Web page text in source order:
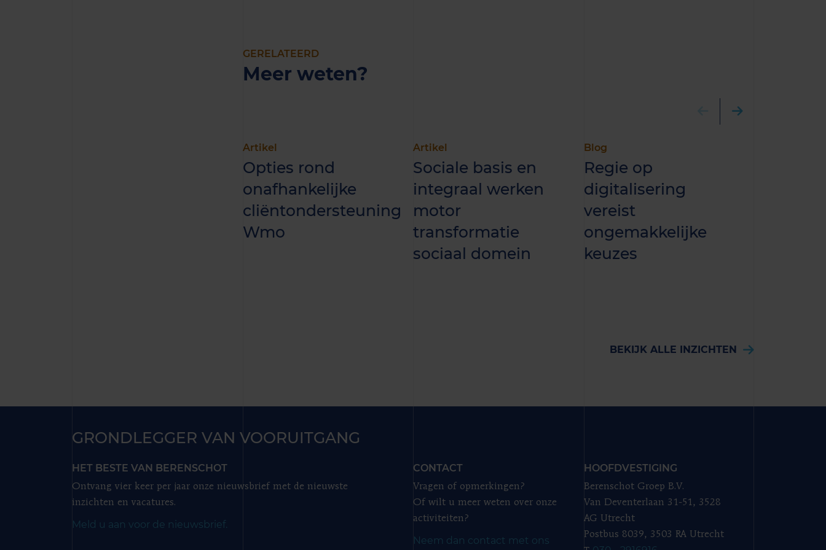
GERELATEERD
Meer weten?
Artikel
Opties rond
onafhankelijke
cliëntondersteuning
Wmo
Artikel
Sociale basis en
integraal werken
motor
transformatie
sociaal domein
Blog
Regie op
digitalisering
vereist
ongemakkelijke
keuzes
BEKIJK ALLE INZICHTEN
GRONDLEGGER VAN VOORUITGANG
HET BESTE VAN BERENSCHOT
Ontvang vier keer per jaar onze nieuwsbrief met de nieuwste
inzichten en vacatures.
Meld u aan voor de nieuwsbrief.
CONTACT
Vragen of opmerkingen?
Of wilt u meer weten over onze
activiteiten?
Neem dan contact met ons
HOOFDVESTIGING
Berenschot Groep B.V.
Van Deventerlaan 31-51, 3528
AG Utrecht
Postbus 8039, 3503 RA Utrecht